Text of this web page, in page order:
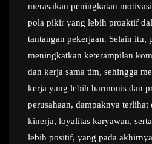
merasakan peningkatan
pola pikir yang lebih proaktif
tantangan pekerjaan. Selain itu,
meningkatkan keterampilan
dan kerja sama tim, sehingga
kerja yang lebih harmonis dan
perusahaan, dampaknya terlihat
kinerja, loyalitas karyawan,
lebih positif, yang pada